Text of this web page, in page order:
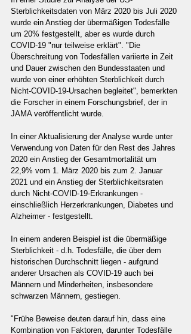
Sterblichkeitsdaten von März 2020 bis Juli 2020
wurde ein Anstieg der übermäßigen Todesfälle
um 20% festgestellt, aber es wurde durch
COVID-19 "nur teilweise erklärt". "Die
Überschreitung von Todesfällen variierte in Zeit
und Dauer zwischen den Bundesstaaten und
wurde von einer erhöhten Sterblichkeit durch
Nicht-COVID-19-Ursachen begleitet", bemerkten
die Forscher in einem Forschungsbrief, der in
JAMA veröffentlicht wurde.
In einer Aktualisierung der Analyse wurde unter
Verwendung von Daten für den Rest des Jahres
2020 ein Anstieg der Gesamtmortalität um
22,9% vom 1. März 2020 bis zum 2. Januar
2021 und ein Anstieg der Sterblichkeitsraten
durch Nicht-COVID-19-Erkrankungen -
einschließlich Herzerkrankungen, Diabetes und
Alzheimer - festgestellt.
In einem anderen Beispiel ist die übermäßige
Sterblichkeit - d.h. Todesfälle, die über dem
historischen Durchschnitt liegen - aufgrund
anderer Ursachen als COVID-19 auch bei
Männern und Minderheiten, insbesondere
schwarzen Männern, gestiegen.
"Frühe Beweise deuten darauf hin, dass eine
Kombination von Faktoren, darunter Todesfälle